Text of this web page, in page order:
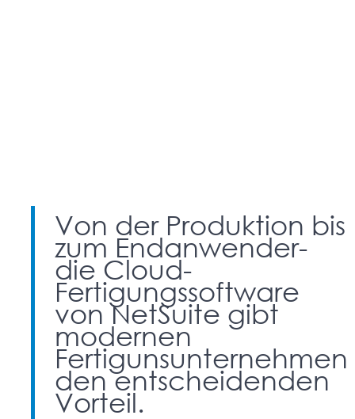
Von der Produktion bis
zum Endanwender-
die Cloud-
Fertigungssoftware
von NetSuite gibt
modernen
Fertigunsunternehmen
den entscheidenden
Vorteil.